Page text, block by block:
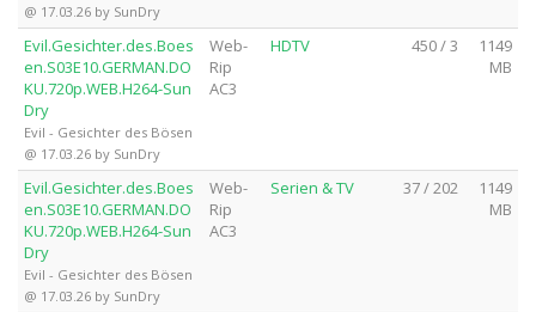
@ 17.03.26 by SunDry
Evil.Gesichter.des.Boes
en.S03E10.GERMAN.DO
KU.720p.WEB.H264-Sun
Dry
Evil - Gesichter des Bösen
@ 17.03.26 by SunDry
Web-
Rip
AC3
HDTV 450 / 3
1149
MB
Evil.Gesichter.des.Boes
en.S03E10.GERMAN.DO
KU.720p.WEB.H264-Sun
Dry
Evil - Gesichter des Bösen
@ 17.03.26 by SunDry
Web-
Rip
AC3
Serien & TV 37 / 202
1149
MB